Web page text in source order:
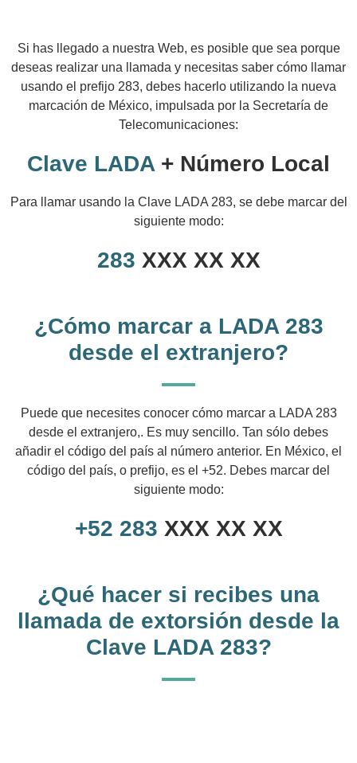
Si has llegado a nuestra Web, es posible que sea porque
deseas realizar una llamada y necesitas saber cómo llamar
usando el prefijo 283, debes hacerlo utilizando la nueva
marcación de México, impulsada por la Secretaría de
Telecomunicaciones:
Clave LADA + Número Local
Para llamar usando la Clave LADA 283, se debe marcar del
siguiente modo:
283 XXX XX XX
¿Cómo marcar a LADA 283
desde el extranjero?
Puede que necesites conocer cómo marcar a LADA 283
desde el extranjero,. Es muy sencillo. Tan sólo debes
añadir el código del país al número anterior. En México, el
código del país, o prefijo, es el +52. Debes marcar del
siguiente modo:
+52 283 XXX XX XX
¿Qué hacer si recibes una
llamada de extorsión desde la
Clave LADA 283?